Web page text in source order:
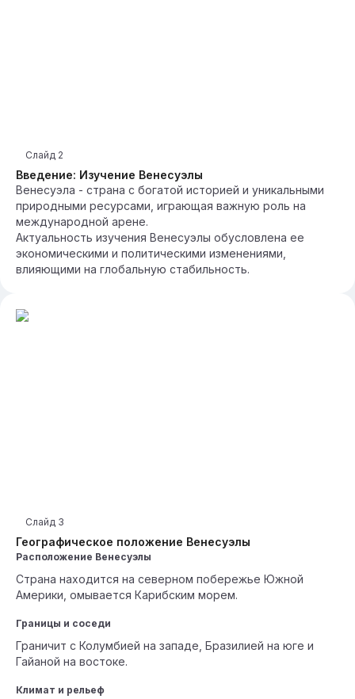
Введение: Изучение Венесуэлы
Слайд 2
Венесуэла - страна с богатой историей и уникальными
природными ресурсами, играющая важную роль на
международной арене.
Актуальность изучения Венесуэлы обусловлена ее
экономическими и политическими изменениями,
влияющими на глобальную стабильность.
Географическое положение Венесуэлы
Слайд 3
Расположение Венесуэлы
Страна находится на северном побережье Южной
Америки, омывается Карибским морем.
Границы и соседи
Граничит с Колумбией на западе, Бразилией на юге и
Гайаной на востоке.
Климат и рельеф